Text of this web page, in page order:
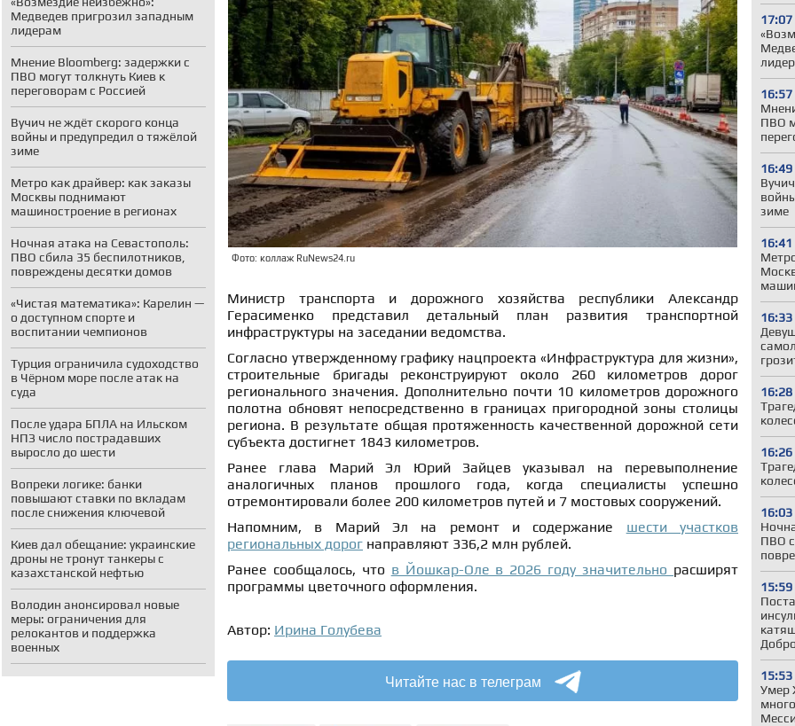
Медведев пригрозил западным
лидерам
Мнение Bloomberg: задержки с
ПВО могут толкнуть Киев к
переговорам с Россией
Вучич не ждёт скорого конца
войны и предупредил о тяжёлой
зиме
Метро как драйвер: как заказы
Москвы поднимают
машиностроение в регионах
Ночная атака на Севастополь:
ПВО сбила 35 беспилотников,
повреждены десятки домов
«Чистая математика»: Карелин —
о доступном спорте и
воспитании чемпионов
Турция ограничила судоходство
в Чёрном море после атак на
суда
После удара БПЛА на Ильском
НПЗ число пострадавших
выросло до шести
Вопреки логике: банки
повышают ставки по вкладам
после снижения ключевой
Киев дал обещание: украинские
дроны не тронут танкеры с
казахстанской нефтью
Володин анонсировал новые
меры: ограничения для
релокантов и поддержка
военных
17:07
16:57
ПВО
16:49
зиме
16:41
16:33
16:28
16:26
16:03
ПВО
15:59
15:53
Умер
Фото: коллаж RuNews24.ru
Министр транспорта и дорожного хозяйства республики Александр
Герасименко представил детальный план развития транспортной
инфраструктуры на заседании ведомства.
Согласно утвержденному графику нацпроекта «Инфраструктура для жизни»,
строительные бригады реконструируют около 260 километров дорог
регионального значения. Дополнительно почти 10 километров дорожного
полотна обновят непосредственно в границах пригородной зоны столицы
региона. В результате общая протяженность качественной дорожной сети
субъекта достигнет 1843 километров.
Ранее глава Марий Эл Юрий Зайцев указывал на перевыполнение
аналогичных планов прошлого года, когда специалисты успешно
отремонтировали более 200 километров путей и 7 мостовых сооружений.
Напомним, в Марий Эл на ремонт и содержание шести участков
региональных дорог направляют 336,2 млн рублей.
Ранее сообщалось, что в Йошкар-Оле в 2026 году значительно расширят
программы цветочного оформления.
Автор: Ирина Голубева
Читайте нас в телеграм